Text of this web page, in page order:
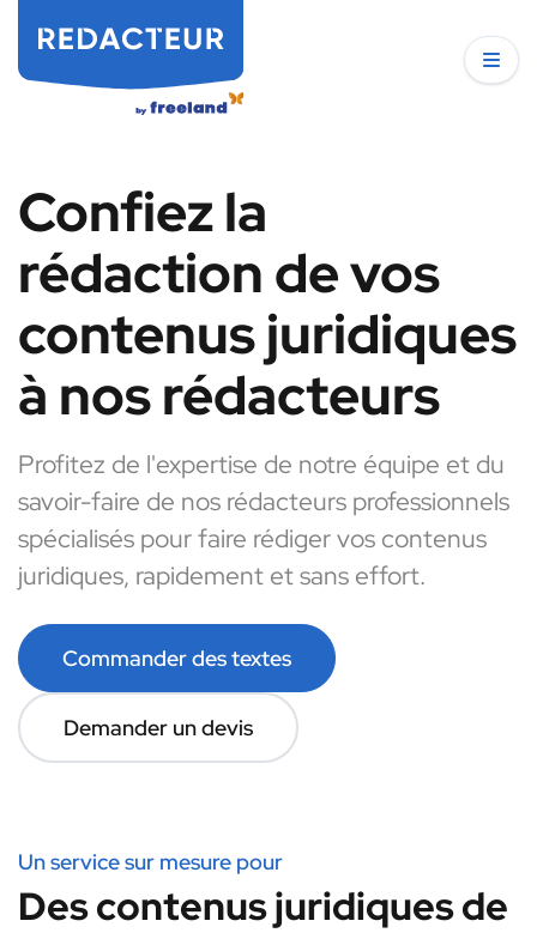
Confiez la
rédaction de vos
contenus juridiques
à nos rédacteurs
Profitez de l'expertise de notre équipe et du
savoir-faire de nos rédacteurs professionnels
spécialisés pour faire rédiger vos contenus
juridiques, rapidement et sans effort.
Commander des textes
Demander un devis
Un service sur mesure pour
Des contenus juridiques de